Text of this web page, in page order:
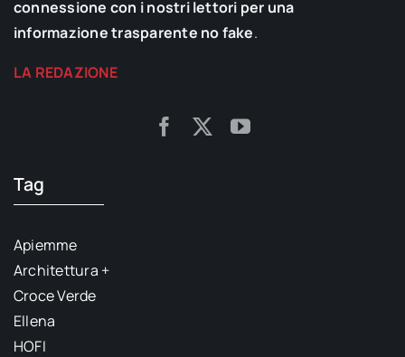
connessione con i nostri lettori per una
informazione trasparente no fake.
LA REDAZIONE
Tag
Apiemme
Architettura +
Croce Verde
Ellena
HOFI